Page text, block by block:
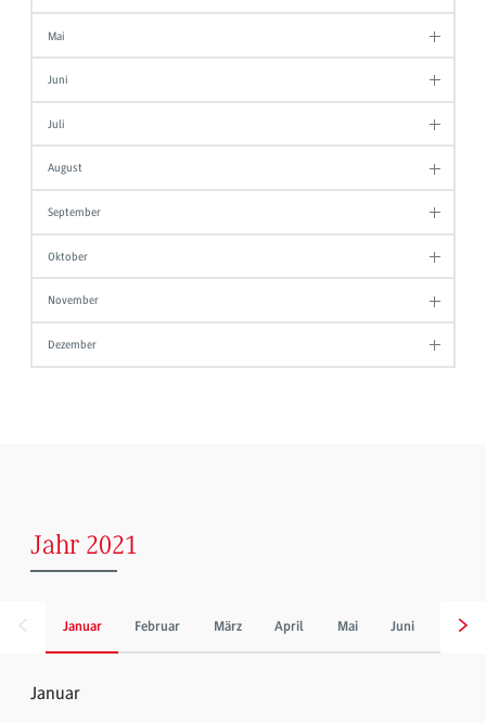
Mai
Juni
Juli
August
September
Oktober
November
Dezember
Jahr 2021
Januar Februar März April Mai Juni Juli
Januar